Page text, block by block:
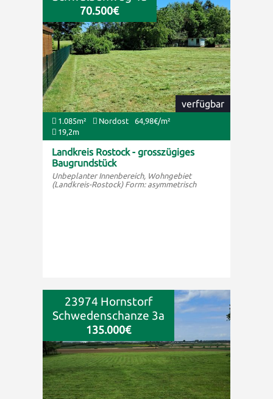
70.500€
verfügbar
1.085m² Nordost
64,98€/m²
19,2m
Landkreis Rostock - grosszügiges
Baugrundstück
Unbeplanter Innenbereich, Wohngebiet
(Landkreis-Rostock) Form: asymmetrisch
23974 Hornstorf
Schwedenschanze 3a
135.000€